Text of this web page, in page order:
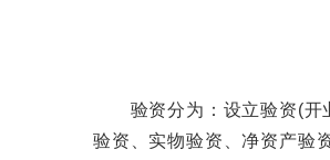
验资分为：设立验资(开业
验资、实物验资、净资产验